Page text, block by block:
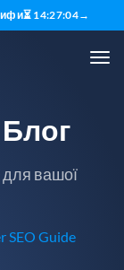
⏳ 14:27:03→
для вашої
SEO Guide